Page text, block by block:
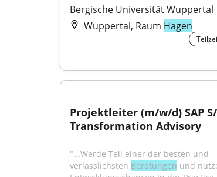
Bergische Universität Wuppertal
Wuppertal, Raum Hagen
Projektleiter (m/w/d) SAP
Transformation Advisory
"...Werde Teil einer der besten und
verlässlichsten Beratungen und